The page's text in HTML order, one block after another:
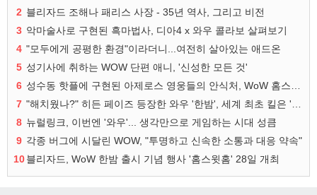
2 블리자드 조해나 패리스 사장 - 35년 역사, 그리고 비전
3 악마술사로 구현된 흑마법사, 디아4 x 와우 콜라보 살펴보기
4 "모두에게 공평한 환경"이라더니...여전히 살아있는 애드온
5 성기사에 취하는 WOW 단편 애니, '신성한 모든 것'
6
7
8 뉴럴링크, 이번엔 '와우'... 생각만으로 게임하는 시대 성큼
9 각종 버그에 시달린 WOW, "투명하고 신속한 소통과 대응 약속"
10블리자드, WoW 한밤 출시 기념 행사 '홈스윗홈' 28일 개최